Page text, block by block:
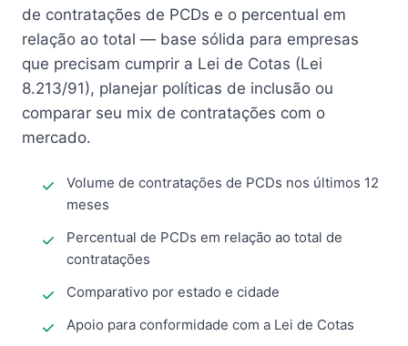
de contratações de PCDs e o percentual em
relação ao total — base sólida para empresas
que precisam cumprir a Lei de Cotas (Lei
8.213/91), planejar políticas de inclusão ou
comparar seu mix de contratações com o
mercado.
Volume de contratações de PCDs nos últimos 12
meses
Percentual de PCDs em relação ao total de
contratações
Comparativo por estado e cidade
Apoio para conformidade com a Lei de Cotas